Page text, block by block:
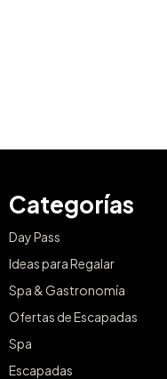
Categorías
Day Pass
Ideas para Regalar
Spa & Gastronomía
Ofertas de Escapadas
Spa
Escapadas